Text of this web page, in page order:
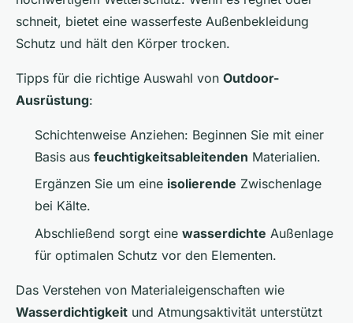
schneit, bietet eine wasserfeste Außenbekleidung
Schutz und hält den Körper trocken.
Tipps für die richtige Auswahl von Outdoor-
Ausrüstung:
Schichtenweise Anziehen: Beginnen Sie mit einer
Basis aus feuchtigkeitsableitenden Materialien.
Ergänzen Sie um eine isolierende Zwischenlage
bei Kälte.
Abschließend sorgt eine wasserdichte Außenlage
für optimalen Schutz vor den Elementen.
Das Verstehen von Materialeigenschaften wie
Wasserdichtigkeit und Atmungsaktivität unterstützt